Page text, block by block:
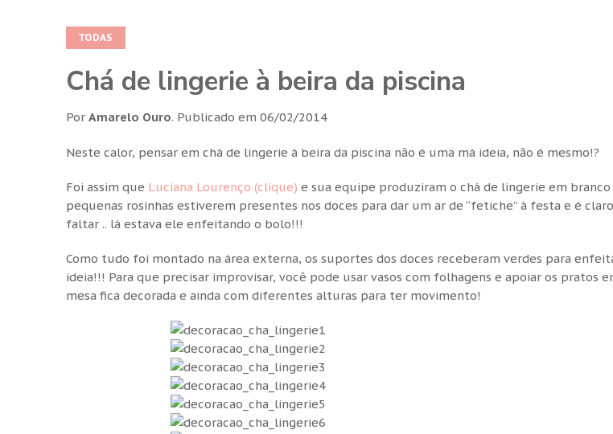
TODAS
Chá de lingerie à beira da piscina
Por Amarelo Ouro. Publicado em 06/02/2014
Neste calor, pensar em chá de lingerie à beira da piscina não é uma má ideia, não é mesmo!?
Foi assim que Luciana Lourenço (clique) e sua equipe produziram o chá de lingerie em branco
pequenas rosinhas estiverem presentes nos doces para dar um ar de “fetiche” à festa e é
faltar .. lá estava ele enfeitando o bolo!!!
Como tudo foi montado na área externa, os suportes dos doces receberam verdes para
ideia!!! Para que precisar improvisar, você pode usar vasos com folhagens e apoiar os pratos
mesa fica decorada e ainda com diferentes alturas para ter movimento!